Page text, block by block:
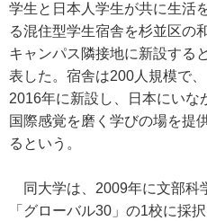
学生と日本人学生が共に生活
る混住型学生宿舎を杉並区の
キャンパス隣接地に新設する
表した。宿舎は200人規模で、
2016年に新設し、日本にいな
国際感覚を磨く学びの場を提
るという。
同大学は、2009年に文部科
「グローバル30」の1校に採